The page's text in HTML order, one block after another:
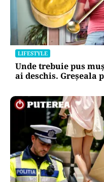
LIFESTYLE
Unde trebuie pus
ai deschis. Greșeala